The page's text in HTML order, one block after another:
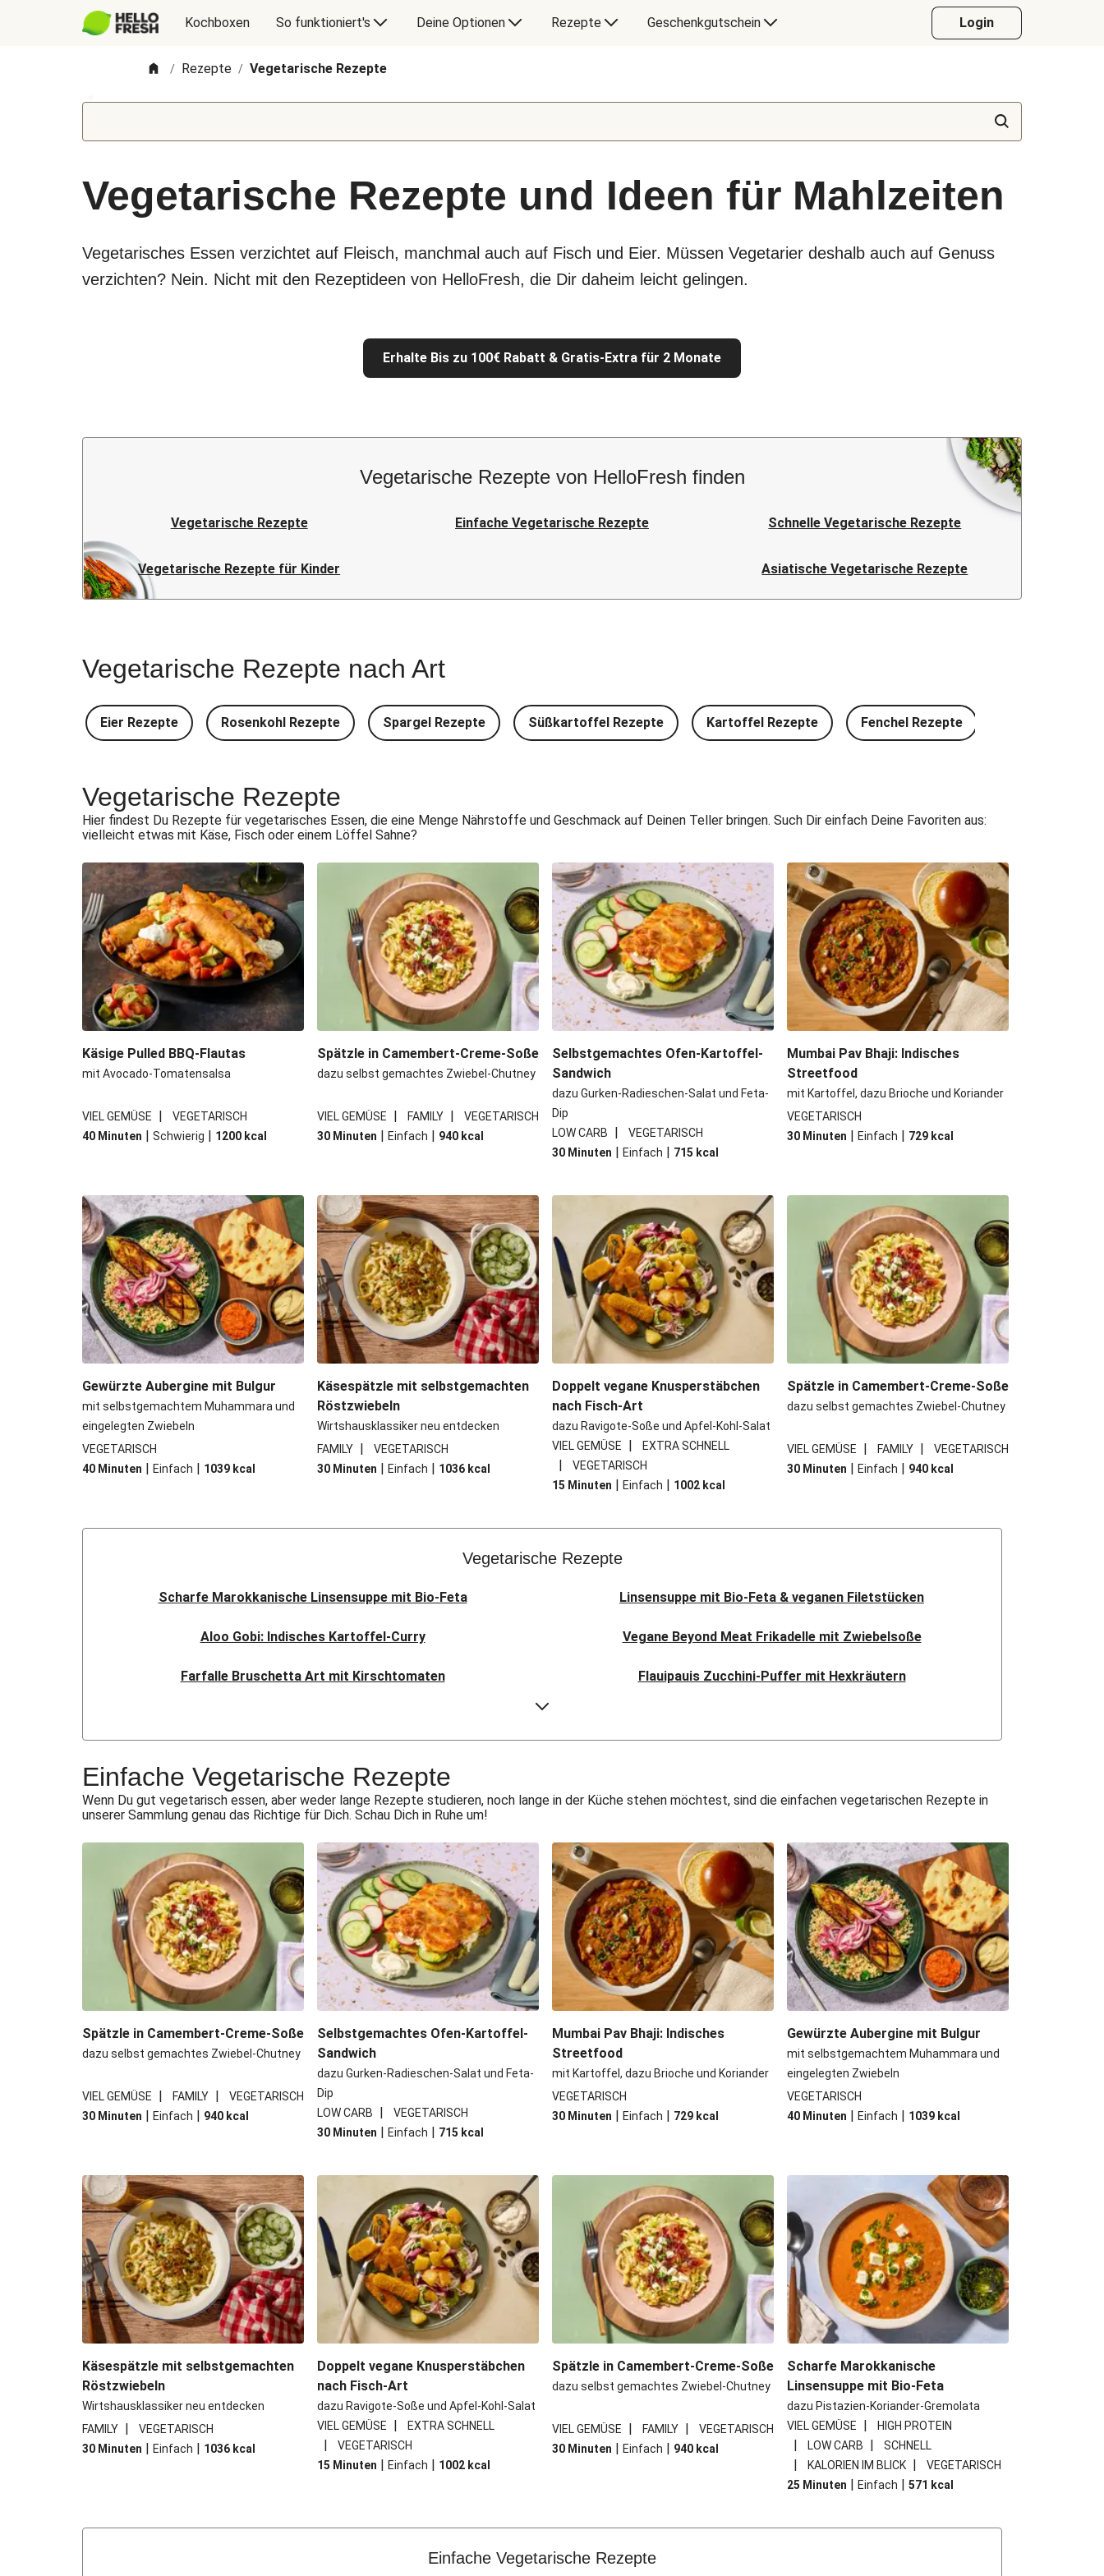
Kochboxen So funktioniert's Deine Optionen Rezepte Geschenkgutschein Login
/ Rezepte / Vegetarische Rezepte
Vegetarische Rezepte und Ideen für Mahlzeiten
Vegetarisches Essen verzichtet auf Fleisch, manchmal auch auf Fisch und Eier. Müssen Vegetarier deshalb auch auf Genuss
verzichten? Nein. Nicht mit den Rezeptideen von HelloFresh, die Dir daheim leicht gelingen.
Erhalte Bis zu 100€ Rabatt & Gratis-Extra für 2 Monate
Vegetarische Rezepte von HelloFresh finden
Vegetarische Rezepte Einfache Vegetarische Rezepte Schnelle Vegetarische Rezepte
Vegetarische Rezepte für Kinder Asiatische Vegetarische Rezepte
Vegetarische Rezepte nach Art
Eier Rezepte Rosenkohl Rezepte Spargel Rezepte Süßkartoffel Rezepte Kartoffel Rezepte Fenchel Rezepte
Vegetarische Rezepte
Hier findest Du Rezepte für vegetarisches Essen, die eine Menge Nährstoffe und Geschmack auf Deinen Teller bringen. Such Dir einfach Deine Favoriten aus:
vielleicht etwas mit Käse, Fisch oder einem Löffel Sahne?
Käsige Pulled BBQ-Flautas
mit Avocado-Tomatensalsa
VIEL GEMÜSE |
VEGETARISCH
40 Minuten | Schwierig | 1200 kcal
Spätzle in Camembert-Creme-Soße
dazu selbst gemachtes Zwiebel-Chutney
VIEL GEMÜSE | FAMILY |
VEGETARISCH
30 Minuten | Einfach | 940 kcal
Selbstgemachtes Ofen-Kartoffel-
Sandwich
dazu Gurken-Radieschen-Salat und Feta-
Dip
LOW CARB
|
VEGETARISCH
30 Minuten | Einfach | 715 kcal
Mumbai Pav Bhaji: Indisches
Streetfood
mit Kartoffel, dazu Brioche und Koriander
VEGETARISCH
30 Minuten | Einfach | 729 kcal
Gewürzte Aubergine mit Bulgur
mit selbstgemachtem Muhammara und
eingelegten Zwiebeln
VEGETARISCH
40 Minuten | Einfach | 1039 kcal
Käsespätzle mit selbstgemachten
Röstzwiebeln
Wirtshausklassiker neu entdecken
FAMILY |
VEGETARISCH
30 Minuten | Einfach | 1036 kcal
Doppelt vegane Knusperstäbchen
nach Fisch-Art
dazu Ravigote-Soße und Apfel-Kohl-Salat
VIEL GEMÜSE
| EXTRA SCHNELL
|
VEGETARISCH
15 Minuten | Einfach | 1002 kcal
Spätzle in Camembert-Creme-Soße
dazu selbst gemachtes Zwiebel-Chutney
VIEL GEMÜSE | FAMILY |
VEGETARISCH
30 Minuten | Einfach | 940 kcal
Vegetarische Rezepte
Scharfe Marokkanische Linsensuppe mit Bio-Feta Linsensuppe mit Bio-Feta & veganen Filetstücken
Aloo Gobi: Indisches Kartoffel-Curry Vegane Beyond Meat Frikadelle mit Zwiebelsoße
Farfalle Bruschetta Art mit Kirschtomaten Flauipauis Zucchini-Puffer mit Hexkräutern
Flauipauis Zucchini-Puffer mit Hexkräutern Nepalesisches Linsen Dal Bhat
Bowl & doppelt veganen Sweet-Chili-Filetstücken Doppelte vegane Beyond Meat Frikadelle
Buttrige Filetstücke mit Kormapaste Spinat-Brezenknödel mit Rahmschwammerln
Perlencouscous-Minestrone mit Kichererbsen Camembert En Croûte mit Kartoffeln und Salat
Japanische Aubergine mit Miso-Glasur Chana Masala mit Kichererbsen und Babyspinat
Einfache Vegetarische Rezepte
Wenn Du gut vegetarisch essen, aber weder lange Rezepte studieren, noch lange in der Küche stehen möchtest, sind die einfachen vegetarischen Rezepte in
unserer Sammlung genau das Richtige für Dich. Schau Dich in Ruhe um!
Spätzle in Camembert-Creme-Soße
dazu selbst gemachtes Zwiebel-Chutney
VIEL GEMÜSE | FAMILY |
VEGETARISCH
30 Minuten | Einfach | 940 kcal
Selbstgemachtes Ofen-Kartoffel-
Sandwich
dazu Gurken-Radieschen-Salat und Feta-
Dip
LOW CARB
|
VEGETARISCH
30 Minuten | Einfach | 715 kcal
Mumbai Pav Bhaji: Indisches
Streetfood
mit Kartoffel, dazu Brioche und Koriander
VEGETARISCH
30 Minuten | Einfach | 729 kcal
Gewürzte Aubergine mit Bulgur
mit selbstgemachtem Muhammara und
eingelegten Zwiebeln
VEGETARISCH
40 Minuten | Einfach | 1039 kcal
Käsespätzle mit selbstgemachten
Röstzwiebeln
Wirtshausklassiker neu entdecken
FAMILY |
VEGETARISCH
30 Minuten | Einfach | 1036 kcal
Doppelt vegane Knusperstäbchen
nach Fisch-Art
dazu Ravigote-Soße und Apfel-Kohl-Salat
VIEL GEMÜSE
| EXTRA SCHNELL
|
VEGETARISCH
15 Minuten | Einfach | 1002 kcal
Spätzle in Camembert-Creme-Soße
dazu selbst gemachtes Zwiebel-Chutney
VIEL GEMÜSE | FAMILY |
VEGETARISCH
30 Minuten | Einfach | 940 kcal
Scharfe Marokkanische
Linsensuppe mit Bio-Feta
dazu Pistazien-Koriander-Gremolata
VIEL GEMÜSE
| HIGH PROTEIN
| LOW CARB | SCHNELL
| KALORIEN IM BLICK |
VEGETARISCH
25 Minuten | Einfach | 571 kcal
Einfache Vegetarische Rezepte